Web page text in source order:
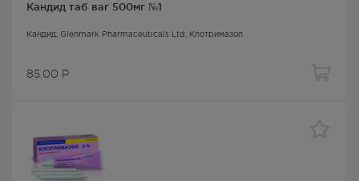
Кандид таб ваг 500мг №1
Кандид, Glenmark Pharmaceuticals Ltd, Клотримазол
85.00 Р